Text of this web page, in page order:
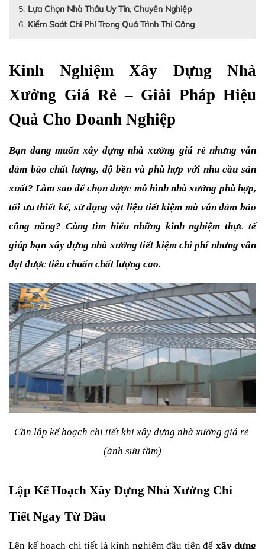
Lựa Chọn Nhà Thầu Uy Tín, Chuyên Nghiệp
Kiểm Soát Chi Phí Trong Quá Trình Thi Công
Kinh Nghiệm Xây Dựng Nhà
Xưởng Giá Rẻ – Giải Pháp Hiệu
Quả Cho Doanh Nghiệp
Bạn đang muốn xây dựng nhà xưởng giá rẻ nhưng vẫn
đảm bảo chất lượng, độ bền và phù hợp với nhu cầu sản
xuất? Làm sao để chọn được mô hình nhà xưởng phù hợp,
tối ưu thiết kế, sử dụng vật liệu tiết kiệm mà vẫn đảm bảo
công năng? Cùng tìm hiểu những kinh nghiệm thực tế
giúp bạn xây dựng nhà xưởng tiết kiệm chi phí nhưng vẫn
đạt được tiêu chuẩn chất lượng cao.
Cần lập kế hoạch chi tiết khi xây dựng nhà xưởng giá rẻ
(ảnh sưu tầm)
Lập Kế Hoạch Xây Dựng Nhà Xưởng Chi
Tiết Ngay Từ Đầu
Lên kế hoạch chi tiết là kinh nghiệm đầu tiên để xây dựng